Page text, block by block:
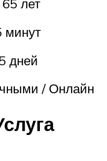
лет
минут
дней
/ Онлайн